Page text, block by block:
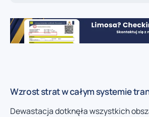
Wzrost strat w całym systemie
Dewastacja dotknęła wszystkich